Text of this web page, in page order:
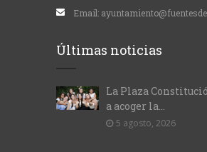
Email:
Últimas noticias
La Plaza
a acoger la...
5 agosto, 2026